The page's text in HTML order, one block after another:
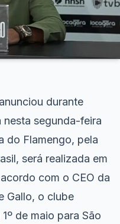
durante
segunda-feira
do Flamengo, pela
será realizada em
com o CEO da
Gallo, o clube
de maio para São